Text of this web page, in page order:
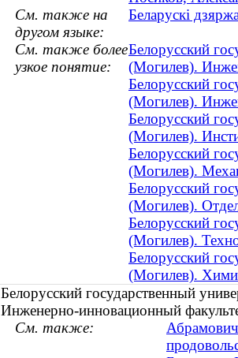
См. также на
другом языке:
Беларускі
См. также более
узкое понятие:
Белорусский
(Могилев).
Белорусский
(Могилев).
Белорусский
(Могилев).
Белорусский
(Могилев).
Белорусский
(Могилев).
Белорусский
(Могилев).
Белорусский
(Могилев).
Белорусский государственный
Инженерно-инновационный
См. также: